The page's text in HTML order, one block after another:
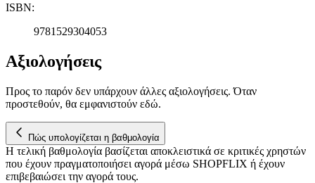
ISBN:
9781529304053
Αξιολογήσεις
Προς το παρόν δεν υπάρχουν άλλες αξιολογήσεις. Όταν
προστεθούν, θα εμφανιστούν εδώ.
Πώς υπολογίζεται η βαθμολογία
Η τελική βαθμολογία βασίζεται αποκλειστικά σε κριτικές χρηστών
που έχουν πραγματοποιήσει αγορά μέσω SHOPFLIX ή έχουν
επιβεβαιώσει την αγορά τους.